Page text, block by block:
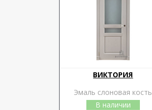
ВИКТОРИЯ
Эмаль слоновая кость
В наличии